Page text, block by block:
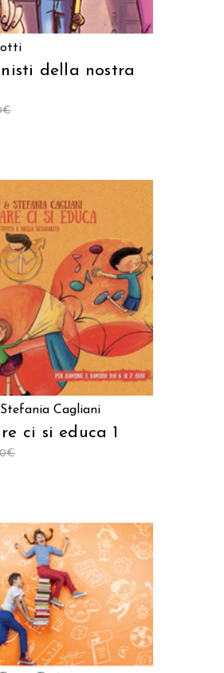
della nostra
€
AL CARRELLO
Stefania Cagliani
ci si educa 1
€